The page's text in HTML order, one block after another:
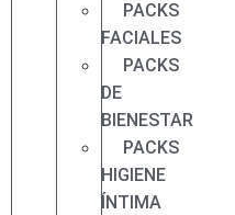
PACKS
FACIALES
PACKS
DE
BIENESTAR
PACKS
HIGIENE
ÍNTIMA